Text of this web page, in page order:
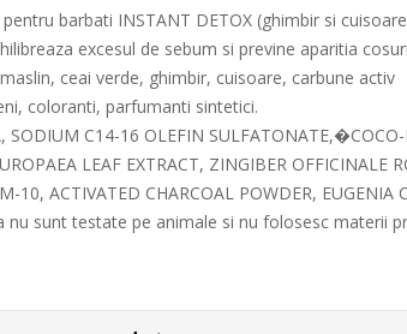
barbati INSTANT DETOX (ghimbir si
excesul de sebum si previne aparitia
ceai verde, ghimbir, cuisoare, carbune activ
coloranti, parfumanti sintetici.
SODIUM C14-16 OLEFIN
LEAF EXTRACT, ZINGIBER
10, ACTIVATED CHARCOAL POWDER, EUGENIA
nu sunt testate pe animale si nu folosesc materii